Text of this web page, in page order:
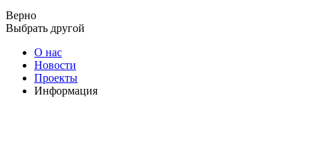
Верно
Выбрать другой
О нас
Новости
Проекты
Информация